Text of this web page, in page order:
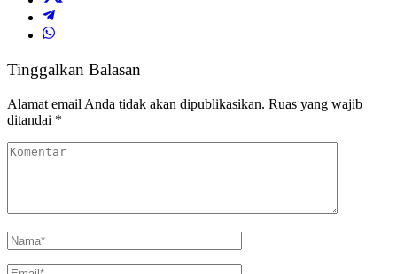
Tinggalkan Balasan
Alamat email Anda tidak akan dipublikasikan. Ruas yang wajib
ditandai *